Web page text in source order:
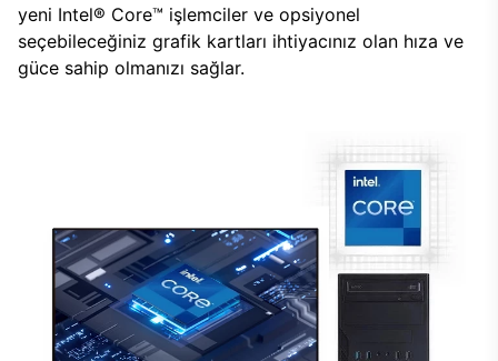
yeni Intel® Core™ işlemciler ve opsiyonel
seçebileceğiniz grafik kartları ihtiyacınız olan hıza ve
güce sahip olmanızı sağlar.